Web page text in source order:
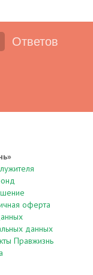
Ответов
оферта
данных
Правжизнь